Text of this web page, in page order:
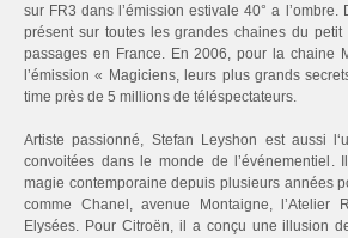
sur FR3 dans l’émission estivale 40° a l’ombre.
présent sur toutes les grandes chaines du
passages en France. En 2006, pour la chaine
l’émission « Magiciens, leurs plus grands
time près de 5 millions de téléspectateurs.
Artiste passionné, Stefan Leyshon est aussi
convoitées dans le monde de l’événementiel.
magie contemporaine depuis plusieurs années
comme Chanel, avenue Montaigne, l’Atelier
Elysées. Pour Citroën, il a conçu une illusion